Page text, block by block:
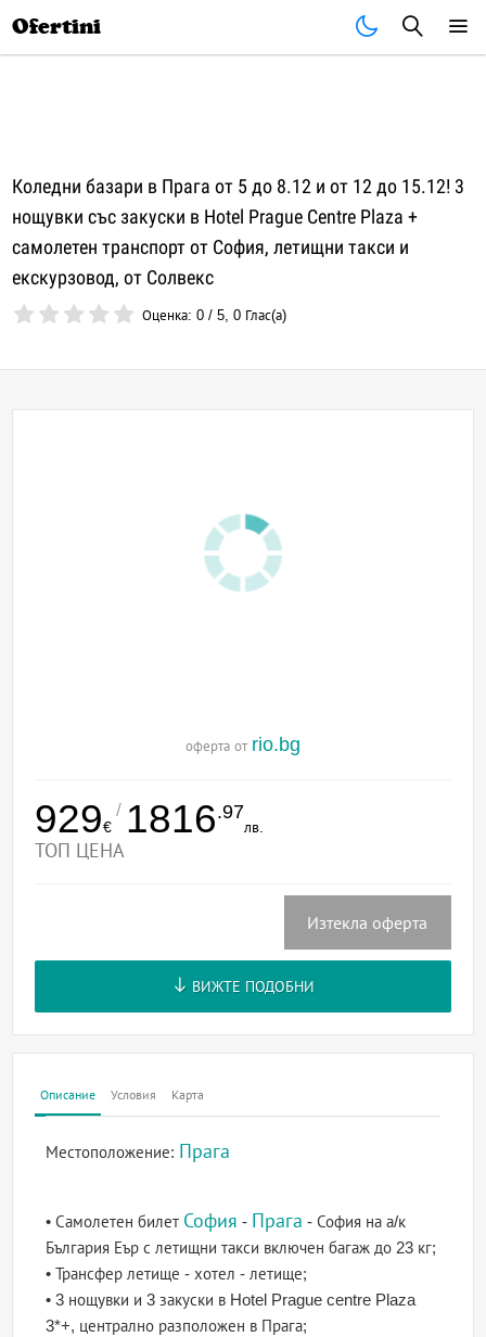
Ofertini
Коледни базари в Прага от 5 до 8.12 и от 12 до 15.12! 3
нощувки със закуски в Hotel Prague Centre Plaza +
самолетен транспорт от София, летищни такси и
екскурзовод, от Солвекс
Оценка:0 /5,0 Глас(а)
оферта от rio.bg
929€
/ 1816.97
лв.
ТОП ЦЕНА
Изтекла оферта
ВИЖТЕ ПОДОБНИ
Описание Условия Карта
Местоположение: Прага
• Самолетен билет София - Прага - София на а/к
България Еър с летищни такси включен багаж до 23 кг;
• Трансфер летище - хотел - летище;
• 3 нощувки и 3 закуски в Hotel Prague centre Plaza
3*+, централно разположен в Прага;